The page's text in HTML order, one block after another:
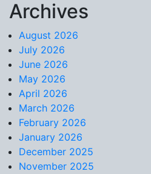
Skip to content
Archives
August 2026
July 2026
June 2026
May 2026
April 2026
March 2026
February 2026
January 2026
December 2025
November 2025